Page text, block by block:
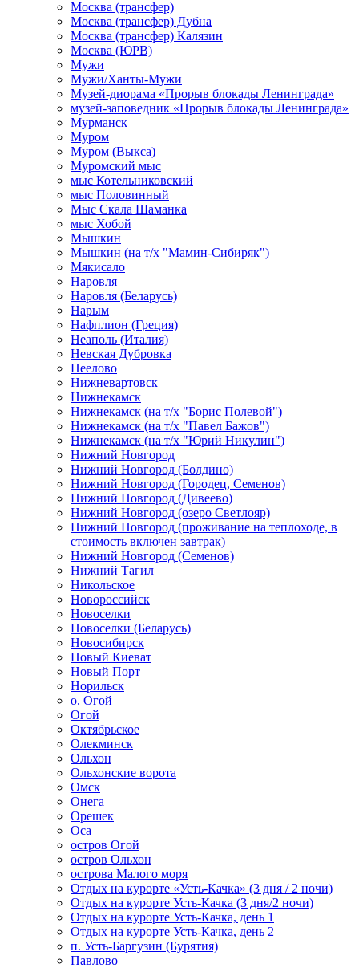
Москва (трансфер)
Москва (трансфер) Дубна
Москва (трансфер) Калязин
Москва (ЮРВ)
Мужи
Мужи/Ханты-Мужи
Музей-диорама «Прорыв блокады Ленинграда»
музей-заповедник «Прорыв блокады Ленинграда»
Мурманск
Муром
Муром (Выкса)
Муромский мыс
мыс Котельниковский
мыс Половинный
Мыс Скала Шаманка
мыс Хобой
Мышкин
Мышкин (на т/х "Мамин-Сибиряк")
Мякисало
Наровля
Наровля (Беларусь)
Нарым
Нафплион (Греция)
Неаполь (Италия)
Невская Дубровка
Неелово
Нижневартовск
Нижнекамск
Нижнекамск (на т/х "Борис Полевой")
Нижнекамск (на т/х "Павел Бажов")
Нижнекамск (на т/х "Юрий Никулин")
Нижний Новгород
Нижний Новгород (Болдино)
Нижний Новгород (Городец, Семенов)
Нижний Новгород (Дивеево)
Нижний Новгород (озеро Светлояр)
Нижний Новгород (проживание на теплоходе, в
стоимость включен завтрак)
Нижний Новгород (Семенов)
Нижний Тагил
Никольское
Новороссийск
Новоселки
Новоселки (Беларусь)
Новосибирск
Новый Киеват
Новый Порт
Норильск
о. Огой
Огой
Октябрьское
Олекминск
Ольхон
Ольхонские ворота
Омск
Онега
Орешек
Оса
остров Огой
остров Ольхон
острова Малого моря
Отдых на курорте «Усть-Качка» (3 дня / 2 ночи)
Отдых на курорте Усть-Качка (3 дня/2 ночи)
Отдых на курорте Усть-Качка, день 1
Отдых на курорте Усть-Качка, день 2
п. Усть-Баргузин (Бурятия)
Павлово